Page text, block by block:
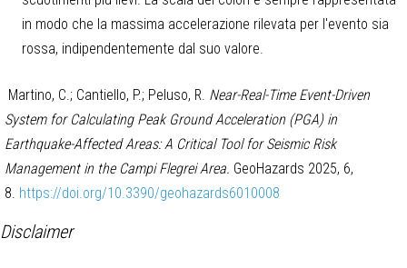
in modo che la massima accelerazione rilevata per l'evento sia
rossa, indipendentemente dal suo valore.
Martino, C.; Cantiello, P.; Peluso, R. Near-Real-Time Event-Driven
System for Calculating Peak Ground Acceleration (PGA) in
Earthquake-Affected Areas: A Critical Tool for Seismic Risk
Management in the Campi Flegrei Area. GeoHazards 2025, 6,
8. https://doi.org/10.3390/geohazards6010008
Disclaimer